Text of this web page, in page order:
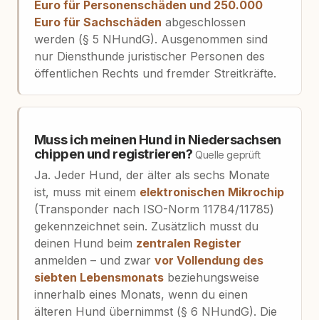
Euro für Personenschäden und 250.000
Euro für Sachschäden abgeschlossen
werden (§ 5 NHundG). Ausgenommen sind
nur Diensthunde juristischer Personen des
öffentlichen Rechts und fremder Streitkräfte.
Muss ich meinen Hund in Niedersachsen
chippen und registrieren?Quelle geprüft
Ja. Jeder Hund, der älter als sechs Monate
ist, muss mit einem elektronischen Mikrochip
(Transponder nach ISO-Norm 11784/11785)
gekennzeichnet sein. Zusätzlich musst du
deinen Hund beim zentralen Register
anmelden – und zwar vor Vollendung des
siebten Lebensmonatsbeziehungsweise
innerhalb eines Monats, wenn du einen
älteren Hund übernimmst (§ 6 NHundG). Die